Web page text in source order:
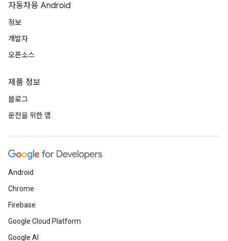
자동차용 Android
정보
개발자
오픈소스
제품 정보
블로그
운전을 위한 앱
Android
Chrome
Firebase
Google Cloud Platform
Google AI